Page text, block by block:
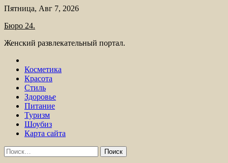
Skip
content
Пятница, Авг 7, 2026
Бюро 24.
Женский развлекательный портал.
Косметика
Красота
Стиль
Здоровье
Питание
Туризм
Шоубиз
Карта сайта
Найти: